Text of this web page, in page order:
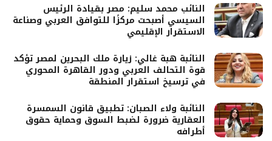
النائب محمد سليم: مصر بقيادة الرئيس
السيسي أصبحت مركزًا للتوافق العربي وصناعة
الاستقرار الإقليمي
النائبة هبة غالي: زيارة ملك البحرين لمصر تؤكد
قوة التحالف العربي ودور القاهرة المحوري
في ترسيخ استقرار المنطقة
النائبة ولاء الصبان: تطبيق قانون السمسرة
العقارية ضرورة لضبط السوق وحماية حقوق
أطرافه